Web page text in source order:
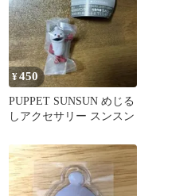
¥450
PUPPET SUNSUN めじる
しアクセサリー スンスン